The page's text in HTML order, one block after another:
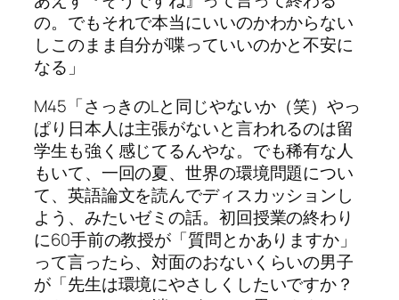
の。でもそれで本当にいいのかわからない
しこのまま自分が喋っていいのかと不安に
なる」
M45「さっきのLと同じやないか（笑）やっ
ぱり日本人は主張がないと言われるのは留
学生も強く感じてるんやな。でも稀有な人
もいて、一回の夏、世界の環境問題につい
て、英語論文を読んでディスカッションし
よう、みたいゼミの話。初回授業の終わり
に60手前の教授が「質問とかありますか」
って言ったら、対面のおないくらいの男子
が「先生は環境にやさしくしたいですか？